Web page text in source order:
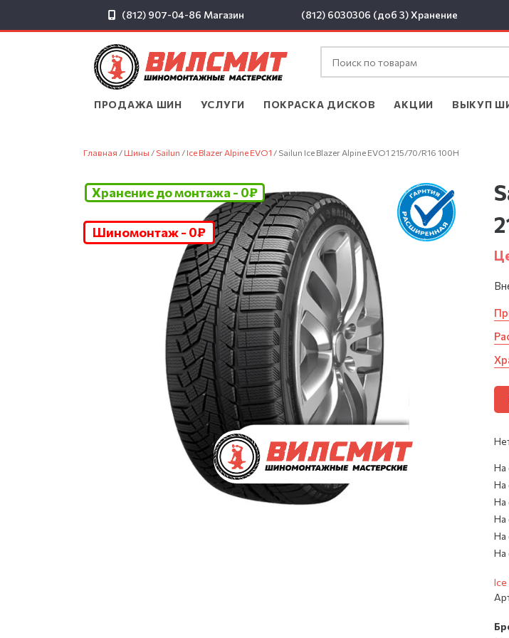
(812) 907-04-86 Магазин (812) 6030306 (доб 3)Хранение
ПРОДАЖА ШИН УСЛУГИ ПОКРАСКА ДИСКОВ АКЦИИ ВЫКУП
Главная / Шины / Sailun / Ice Blazer Alpine EVO1 / Sailun Ice Blazer Alpine EVO1 215/70/R16 100H
Шиномонтаж - 0₽
Хранение до монтажа - 0₽
На
На
На
На
На
На